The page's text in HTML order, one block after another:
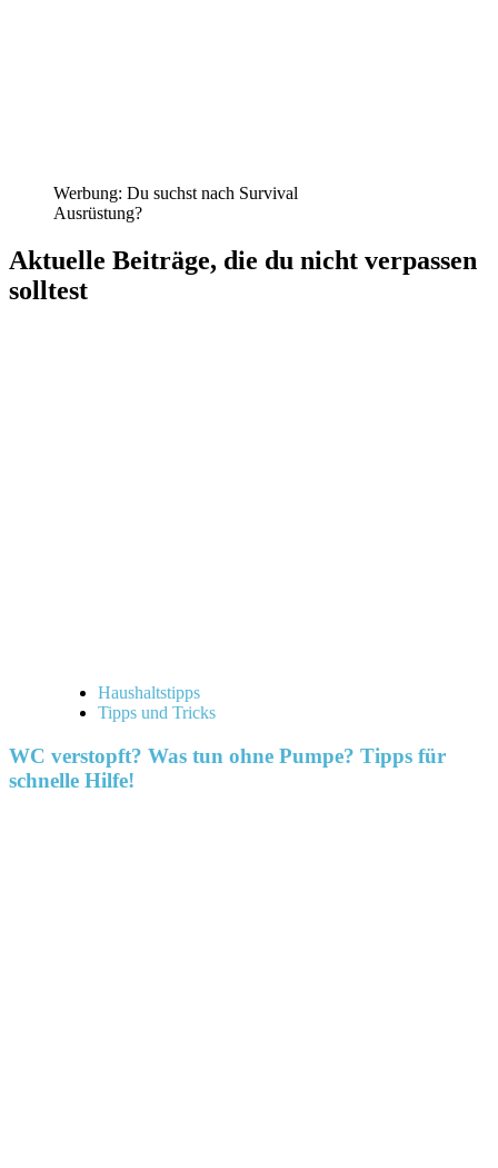
Werbung: Du suchst nach Survival
Ausrüstung?
Aktuelle Beiträge, die du nicht verpassen
solltest
Haushaltstipps
Tipps und Tricks
WC verstopft? Was tun ohne Pumpe? Tipps für
schnelle Hilfe!